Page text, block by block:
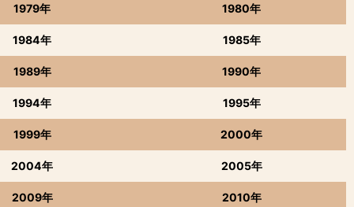
1979年 1980年
1984年 1985年
1989年 1990年
1994年 1995年
1999年 2000年
2004年 2005年
2009年 2010年